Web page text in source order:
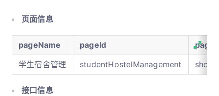
页面信息
pageName pageId
学生宿舍管理
studentHostelManagement
接口信息